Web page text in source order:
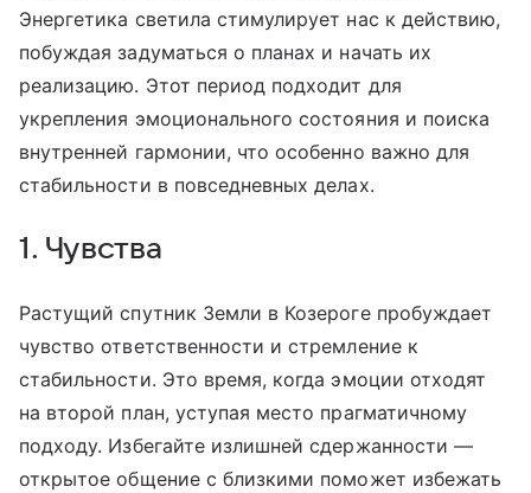
Энергетика светила стимулирует нас к действию,
побуждая задуматься о планах и начать их
реализацию. Этот период подходит для
укрепления эмоционального состояния и поиска
внутренней гармонии, что особенно важно для
стабильности в повседневных делах.
1. Чувства
Растущий спутник Земли в Козероге пробуждает
чувство ответственности и стремление к
стабильности. Это время, когда эмоции отходят
на второй план, уступая место прагматичному
подходу. Избегайте излишней сдержанности —
открытое общение с близкими поможет избежать